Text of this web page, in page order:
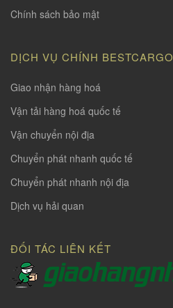
Chính sách bảo mật
DỊCH VỤ CHÍNH BESTCARGO
Giao nhận hàng hoá
Vận tải hàng hoá quốc tế
Vận chuyển nội địa
Chuyển phát nhanh quốc tế
Chuyển phát nhanh nội địa
Dịch vụ hải quan
ĐỐI TÁC LIÊN KẾT